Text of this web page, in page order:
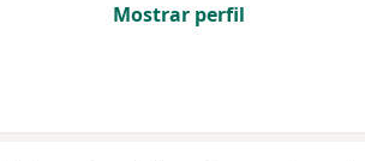
Mostrar perfil